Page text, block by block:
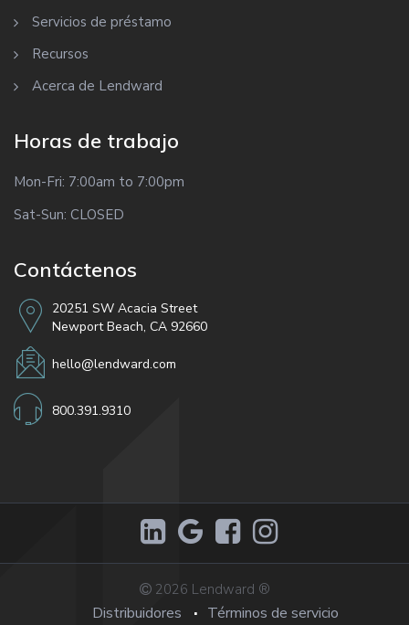
Servicios de préstamo
Recursos
Acerca de Lendward
Horas de trabajo
Mon-Fri: 7:00am to 7:00pm
Sat-Sun: CLOSED
Contáctenos
20251 SW Acacia Street
Newport Beach, CA 92660
hello@lendward.com
800.391.9310
2026 Lendward ®
Distribuidores Términos de servicio